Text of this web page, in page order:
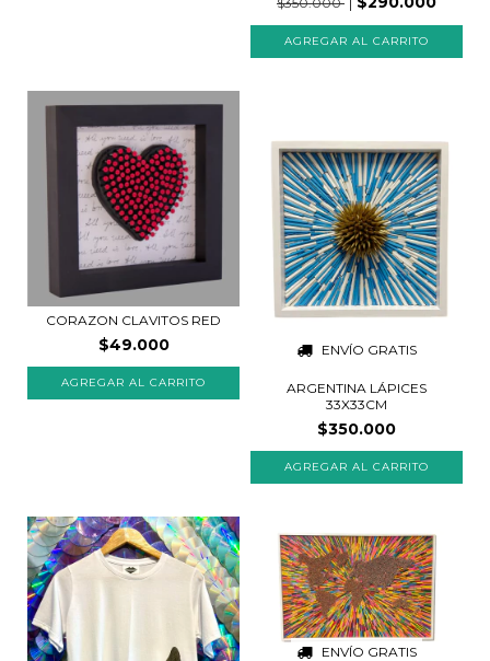
CORAZON CLAVITOS RED
$49.000
AGREGAR AL CARRITO
ENVÍO GRATIS
ARGENTINA LÁPICES
33X33CM
$350.000
ENVÍO GRATIS